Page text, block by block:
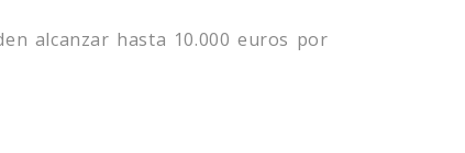
alcanzar hasta 10.000 euros por